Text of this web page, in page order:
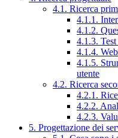
4.1. Ricerca
4.1.1.
4.1.2.
4.1.3.
4.1.4.
4.1.5.
utente
4.2. Ricerca
4.2.1.
4.2.2.
4.2.3.
5. Progettazione dei